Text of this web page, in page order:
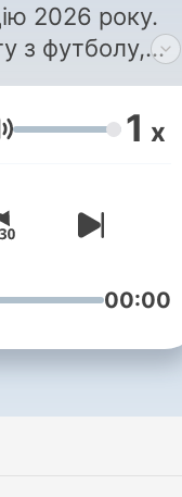
2026 року.
з футболу,
у США,
з 11.06 по
країни
готові до
форуму?
стала
Радіо
та розповіді
футбол, а
Volume 1 x
00:00